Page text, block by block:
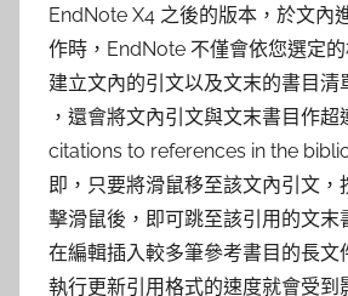
服
務
部
落
格
EndNote X4 之後的版本，於文內
作時，EndNote 不僅會依您選定
建立文內的引文以及文末的書目
，還會將文內引文與文末書目作
citations to references in the
即，只要將滑鼠移至該文內引文，
擊滑鼠後，即可跳至該引用的文末
在編輯插入較多筆參考書目的長
執行更新引用格式的速度就會受到